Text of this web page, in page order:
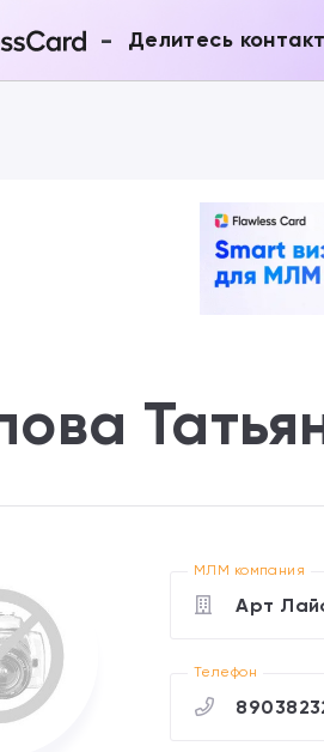
- Делитесь
МЛМ компания
Арт
Телефон